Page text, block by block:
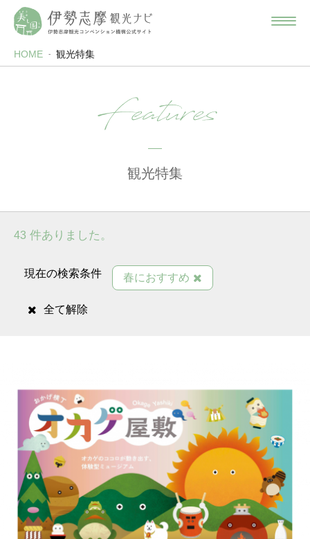
HOME 観光特集
Features
観光特集
43 件ありました。
現在の検索条件 春におすすめ
全て解除